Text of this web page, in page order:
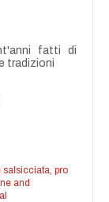
fatti di
tradizioni
salsicciata, pro
and